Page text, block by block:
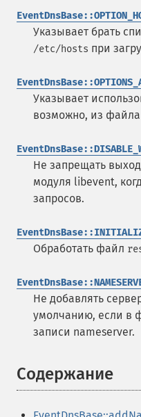
Указывает брать
/etc/hosts при
Указывает
возможно, из файла
Не запрещать
модуля libevent,
запросов.
Обработать файл
Не добавлять
умолчанию, если в
записи nameserver.
Содержание